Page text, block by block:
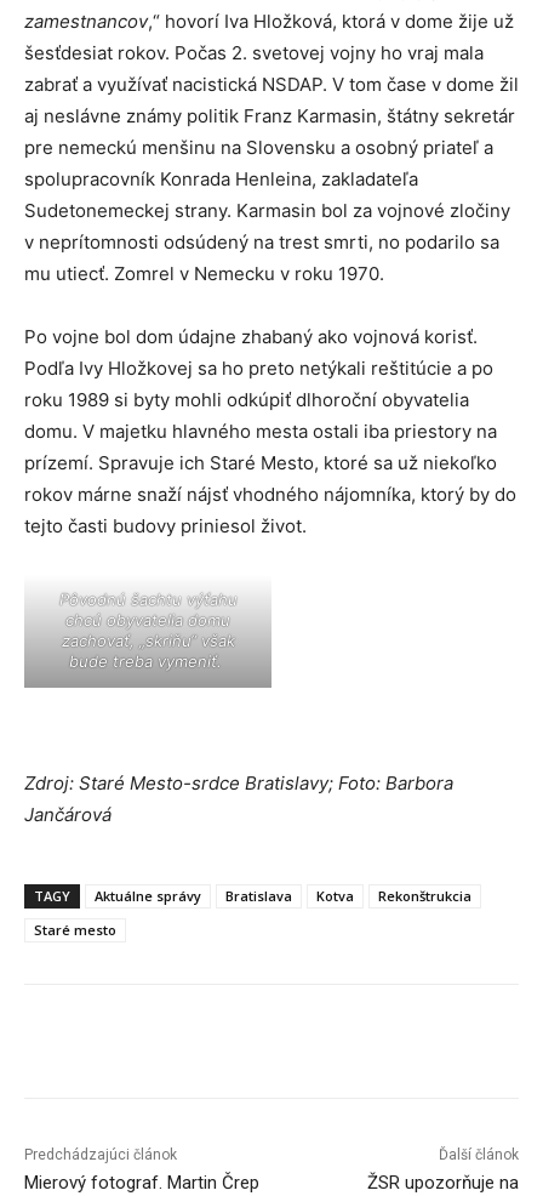
zamestnancov,“ hovorí Iva Hložková, ktorá v dome žije už
šesťdesiat rokov. Počas 2. svetovej vojny ho vraj mala
zabrať a využívať nacistická NSDAP. V tom čase v dome žil
aj neslávne známy politik Franz Karmasin, štátny sekretár
pre nemeckú menšinu na Slovensku a osobný priateľ a
spolupracovník Konrada Henleina, zakladateľa
Sudetonemeckej strany. Karmasin bol za vojnové zločiny
v neprítomnosti odsúdený na trest smrti, no podarilo sa
mu utiecť. Zomrel v Nemecku v roku 1970.
Po vojne bol dom údajne zhabaný ako vojnová korisť.
Podľa Ivy Hložkovej sa ho preto netýkali reštitúcie a po
roku 1989 si byty mohli odkúpiť dlhoroční obyvatelia
domu. V majetku hlavného mesta ostali iba priestory na
prízemí. Spravuje ich Staré Mesto, ktoré sa už niekoľko
rokov márne snaží nájsť vhodného nájomníka, ktorý by do
tejto časti budovy priniesol život.
Pôvodnú šachtu výťahu
chcú obyvatelia domu
zachovať, „skriňu“ však
bude treba vymeniť.
Zdroj: Staré Mesto-srdce Bratislavy; Foto: Barbora
Jančárová
TAGY Aktuálne správy Bratislava Kotva
Rekonštrukcia
Staré mesto
Predchádzajúci článok
Mierový fotograf. Martin Črep
Ďalší článok
ŽSR upozorňuje na